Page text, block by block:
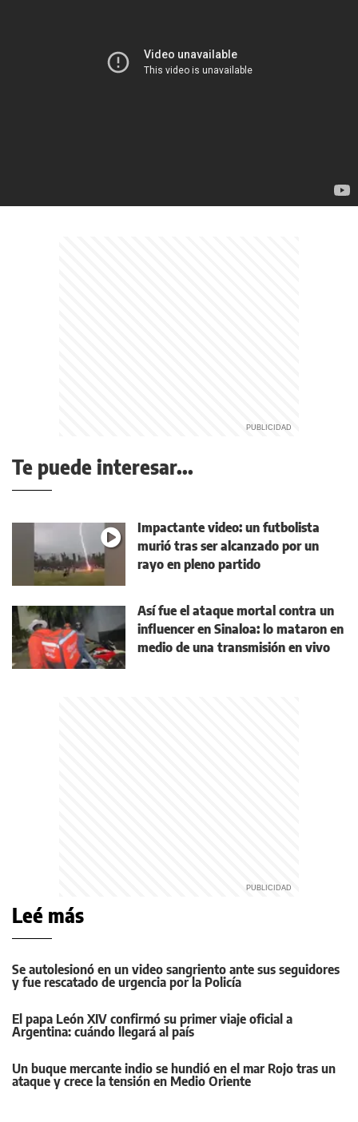
Te puede interesar...
Impactante video: un futbolista
murió tras ser alcanzado por un
rayo en pleno partido
Así fue el ataque mortal contra un
influencer en Sinaloa: lo mataron en
medio de una transmisión en vivo
Leé más
Se autolesionó en un video sangriento ante sus seguidores
y fue rescatado de urgencia por la Policía
El papa León XIV confirmó su primer viaje oficial a
Argentina: cuándo llegará al país
Un buque mercante indio se hundió en el mar Rojo tras un
ataque y crece la tensión en Medio Oriente